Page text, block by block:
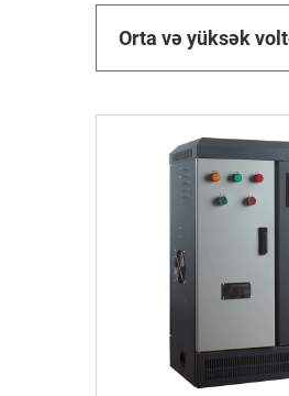
Orta və yüksək